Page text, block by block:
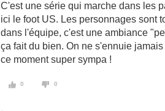
C'est une série qui marche dans les
ici le foot US. Les personnages sont
dans l'équipe, c'est une ambiance
ça fait du bien. On ne s'ennuie
ce moment super sympa !
0 0